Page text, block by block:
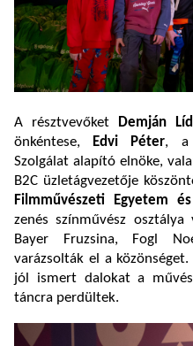
A résztvevőket Demján
önkéntese, Edvi Péter, a
Szolgálat alapító elnöke,
B2C üzletágvezetője
Filmművészeti Egyetem
zenés színművész osztálya
Bayer Fruzsina, Fogl
varázsolták el a
jól ismert dalokat a
táncra perdültek.